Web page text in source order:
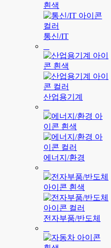
통신/IT
산업용기계
에너지/환경
전자부품/반도체